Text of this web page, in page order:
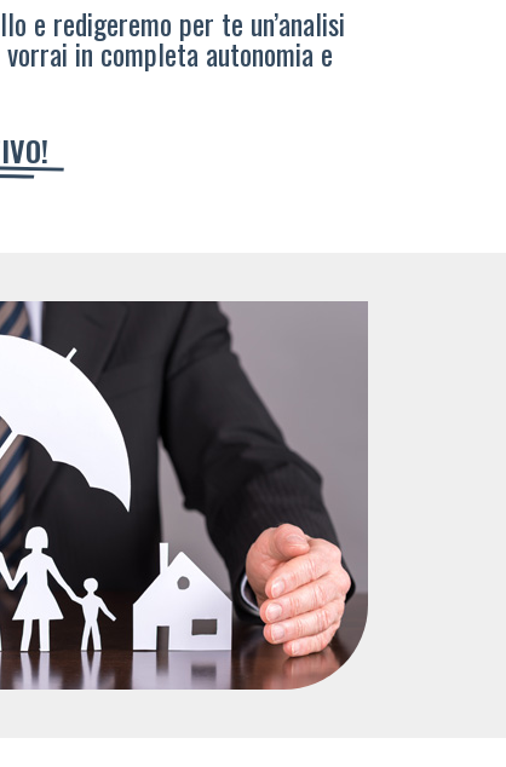
e redigeremo per te un’analisi
in completa autonomia e